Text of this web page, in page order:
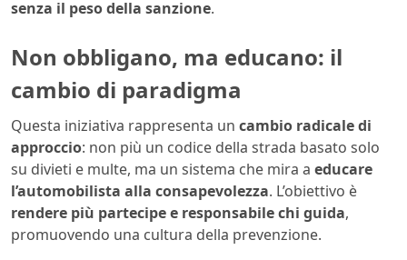
senza il peso della sanzione.
Non obbligano, ma educano: il
cambio di paradigma
Questa iniziativa rappresenta un cambio radicale di
approccio: non più un codice della strada basato solo
su divieti e multe, ma un sistema che mira a educare
l’automobilista alla consapevolezza. L’obiettivo è
rendere più partecipe e responsabile chi guida,
promuovendo una cultura della prevenzione.